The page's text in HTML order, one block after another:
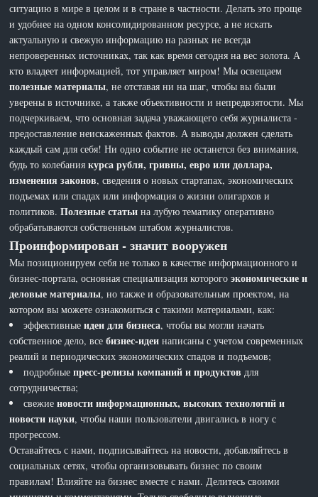
ситуацию в мире в целом и в стране в частности. Делать это проще
и удобнее на одном консолидированном ресурсе, а не искать
актуальную и свежую информацию на разных не всегда
непроверенных источниках, так как время сегодня на вес золота. А
кто владеет информацией, тот управляет миром! Мы освещаем
полезные материалы, не отставая ни на шаг, чтобы вы были
уверены в источнике, а также объективности и непредвзятости. Мы
подчеркиваем, что основная задача уважающего себя журналиста -
предоставление неискаженных фактов. А выводы должен сделать
каждый сам для себя! Ни одно событие не останется без внимания,
будь то колебаниякурса рубля, гривны, евро или доллара,
изменения законов, сведения о новых стартапах, экономических
подъемах или спадах или информация о жизни олигархов и
политиков.Полезные статьи на лубую тематику оперативно
обрабатываются собственным штабом журналистов.
Проинформирован - значит вооружен
Мы позиционируем себя не только в качестве информационного и
бизнес-портала, основная специализация которогоэкономические и
деловые материалы, но также и образовательным проектом, на
котором вы можете ознакомиться с такими материалами, как:
эффективныеидеи для бизнеса, чтобы вы могли начать
собственное дело, всебизнес-идеи написаны с учетом современных
реалий и периодических экономических спадов и подъемов;
подробныепресс-релизы компаний и продуктов для
сотрудничества;
свежиеновости информационных, высоких технологий и
новости науки, чтобы наши пользователи двигались в ногу с
прогрессом.
Оставайтесь с нами, подписывайтесь на новости, добавляйтесь в
социальных сетях, чтобы организовывать бизнес по своим
правилам! Влияйте на бизнес вместе с нами. Делитесь своими